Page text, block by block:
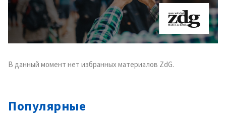
В данный момент нет избранных материалов ZdG.
Популярные
МОЯ НОВОСТЬ
Заголовок новости
+ Добавить